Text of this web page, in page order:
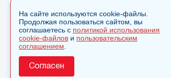
На сайте используются cookie-файлы.
Продолжая пользоваться сайтом, вы
соглашаетесь с политикой использования
cookie-файлов и пользовательским
соглашением
Согласен